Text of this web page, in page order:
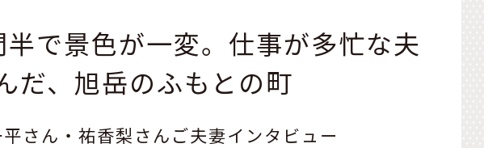
で景色が一変。仕事が多忙な夫
だ、旭岳のふもとの町
さん・祐香梨さんご夫妻インタビュー